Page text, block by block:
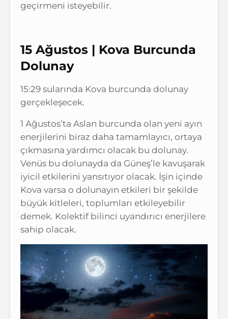
geçirmeni isteyebilir.
15 Ağustos | Kova Burcunda
Dolunay
15:29 sularında Kova burcunda dolunay
gerçekleşecek.
1 Ağustos’ta Aslan burcunda olan yeni ayın
enerjilerini biraz daha tamamlayıcı, ortaya
çıkmasına yardımcı olacak bu dolunay.
Venüs bu dolunayda da Güneş’le kavuşarak
iyicil etkilerini yansıtıyor olacak. İşin içinde
Kova varsa o dolunayın etkileri bir şekilde
büyük kitleleri, toplumları etkileyebilir
demek. Kolektif bilinci uyandırıcı enerjilere
sahip olacak.